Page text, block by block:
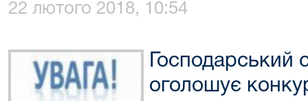
22 лютого 2018, 10:54
Господарський
оголошує